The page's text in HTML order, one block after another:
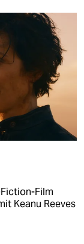
Film
Keanu Reeves